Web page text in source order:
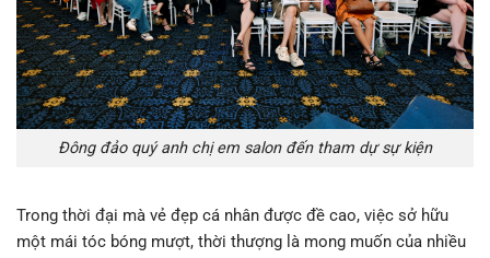
Đông đảo quý anh chị em salon đến tham dự sự kiện
Trong thời đại mà vẻ đẹp cá nhân được đề cao, việc sở hữu
một mái tóc bóng mượt, thời thượng là mong muốn của nhiều